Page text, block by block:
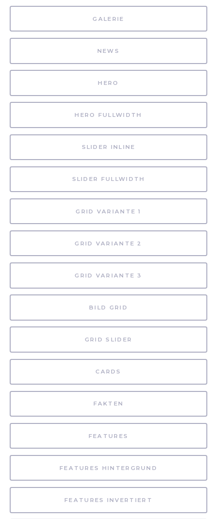
GALERIE
NEWS
HERO
HERO FULLWIDTH
SLIDER INLINE
SLIDER FULLWIDTH
GRID VARIANTE 1
GRID VARIANTE 2
GRID VARIANTE 3
BILD GRID
GRID SLIDER
CARDS
FAKTEN
FEATURES
FEATURES HINTERGRUND
FEATURES INVERTIERT